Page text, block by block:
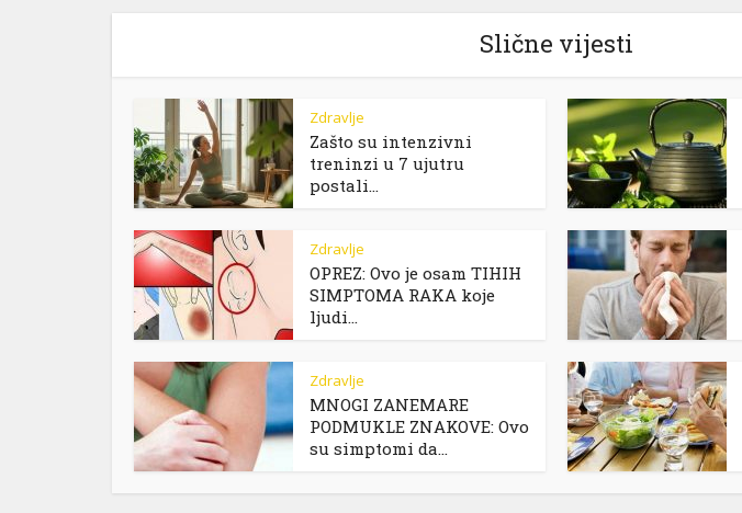
Slične vijesti
Zdravlje
Zašto su intenzivni
treninzi u 7 ujutru
postali...
Zdravlje
OPREZ: Ovo je osam TIHIH
SIMPTOMA RAKA koje
ljudi...
Zdravlje
MNOGI ZANEMARE
PODMUKLE ZNAKOVE: Ovo
su simptomi da...